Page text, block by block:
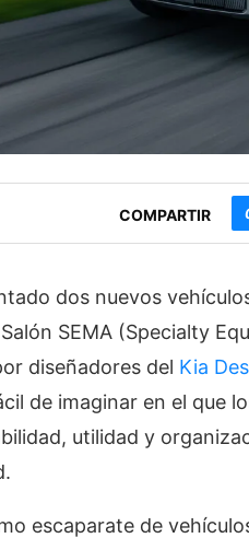
COMPARTIR
dos nuevos
SEMA (Specialty
diseñadores del Kia
de imaginar en el que
utilidad y
escaparate de